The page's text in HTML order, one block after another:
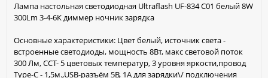
Лампа настольная светодиодная Ultraflash UF-834 С01 белый 8W
300Lm 3-4-6К диммер ночник зарядка
Основные характеристики: Цвет белый, источник света -
встроенные светодиоды, мощность 8Вт, макс световой поток
300 Лм, ССT- 5 цветовых температур, 3 уровня яркости,провод
Type-C - 1,5м.,USB-разъём 5В, 1А для зарядки\/ подключения